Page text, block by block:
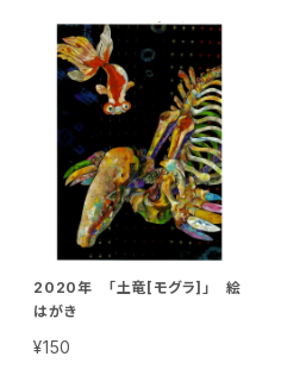
2020年 「土竜[モグラ]」 絵
はがき
¥150